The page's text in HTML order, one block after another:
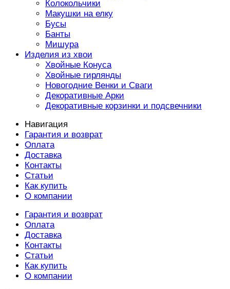
Колокольчики
Макушки на елку
Бусы
Банты
Мишура
Изделия из хвои
Хвойные Конуса
Хвойные гирлянды
Новогодние Венки и Сваги
Декоративные Арки
Декоративные корзинки и подсвечники
Навигация
Гарантия и возврат
Оплата
Доставка
Контакты
Статьи
Как купить
О компании
Гарантия и возврат
Оплата
Доставка
Контакты
Статьи
Как купить
О компании